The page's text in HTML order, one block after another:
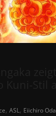
, ASL, Eiichiro Oda